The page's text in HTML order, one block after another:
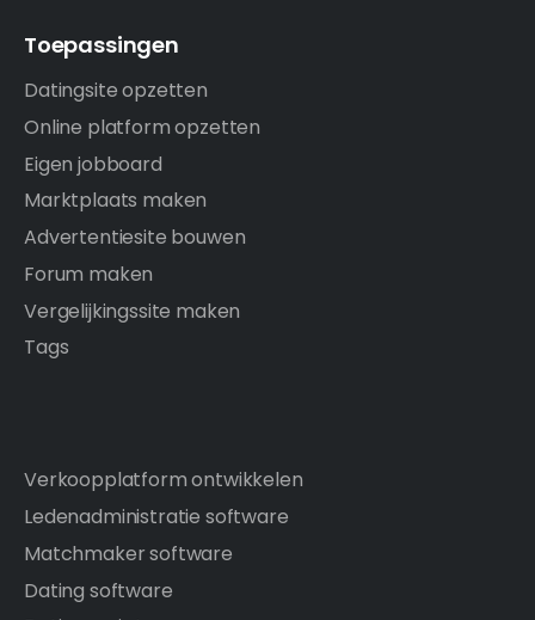
Toepassingen
Datingsite opzetten
Online platform opzetten
Eigen jobboard
Marktplaats maken
Advertentiesite bouwen
Forum maken
Vergelijkingssite maken
Tags
Verkoopplatform ontwikkelen
Ledenadministratie software
Matchmaker software
Dating software